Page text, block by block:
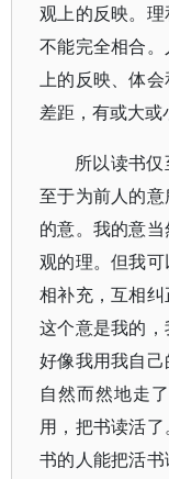
观上的反映。
不能完全相合
上的反映、体
差距，有或大或
所以读书
至于为前人的
的意。我的意
观的理。但我
相补充，互相纠
这个意是我的，
好像我用我自
自然而然地走
用，把书读活
书的人能把活